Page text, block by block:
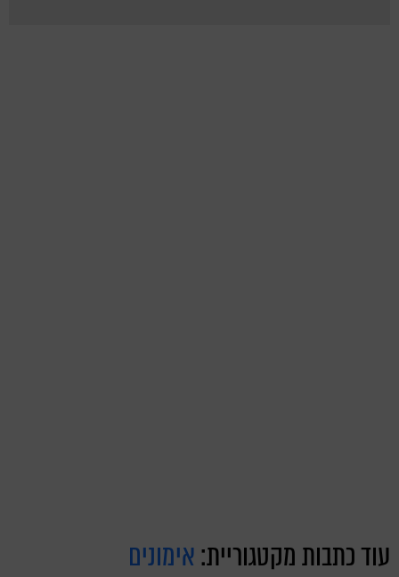
עוד כתבות מקטגוריית:אימונים